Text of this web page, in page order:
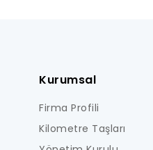
Kurumsal
Firma Profili
Kilometre Taşları